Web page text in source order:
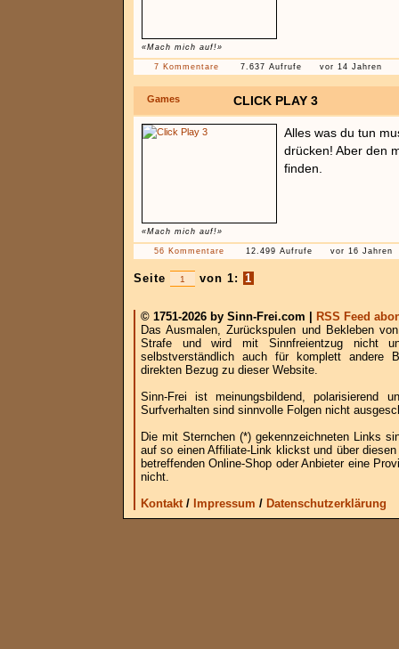
«Mach mich auf!»
7 Kommentare 7.637 Aufrufe vor 14 Jahren
Games CLICK PLAY 3
«Mach mich auf!»
Alles was du tun
drücken! Aber den
finden.
56 Kommentare 12.499 Aufrufe vor 16 Jahren
Seite von 1: 1
© 1751-2026 by Sinn-Frei.com |
RSS Feed
Das Ausmalen, Zurückspulen und Bekleben
Strafe und wird mit Sinnfreientzug nicht
selbstverständlich auch für komplett andere
direkten Bezug zu dieser Website.
Sinn-Frei ist meinungsbildend, polarisierend
Surfverhalten sind sinnvolle Folgen nicht
Die mit Sternchen (*) gekennzeichneten Links
auf so einen Affiliate-Link klickst und über
betreffenden Online-Shop oder Anbieter eine
nicht.
Kontakt/ Impressum / Datenschutzerklärung